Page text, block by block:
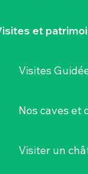
et
Visites
Nos caves et
Visiter un